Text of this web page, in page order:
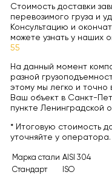
Стоимость доставки
перевозимого груза и
Консультацию и
можете узнать у наших
55
На данный момент
разной
этому мы легко и точно
Ваш объект в Санкт-
пункте Ленинградской
* Итоговую стоимость
уточняйте у оператора.
Марка стали AISI 304
Стандарт
ISO